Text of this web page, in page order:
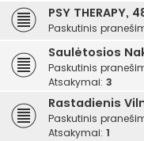
PSY THERAPY,
Paskutinis
Saulėtosios
Paskutinis
Atsakymai: 3
Rastadienis
Paskutinis
Atsakymai: 1